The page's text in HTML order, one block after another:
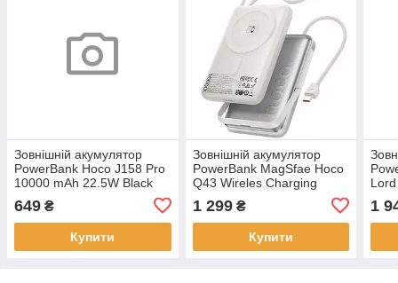
Зовнішній акумулятор
PowerBank Hoco J158 Pro
10000 mAh 22.5W Black
649 ₴
Купити
Зовнішній акумулятор
PowerBank MagSfae Hoco
Q43 Wireles Charging
1 299₴
Купити
1